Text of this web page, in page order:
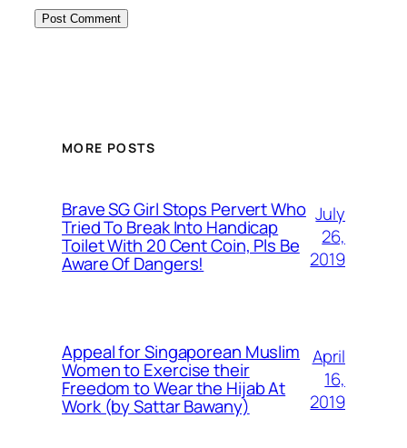
MORE POSTS
Brave SG Girl Stops Pervert Who
Tried To Break Into Handicap
Toilet With 20 Cent Coin, Pls Be
Aware Of Dangers!
July
26,
2019
Appeal for Singaporean Muslim
Women to Exercise their
Freedom to Wear the Hijab At
Work (by Sattar Bawany)
April
16,
2019